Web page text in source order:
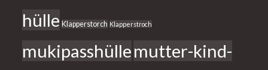
hülle Klapperstorch Klapperstroch
mukipasshüllemutter-kind-